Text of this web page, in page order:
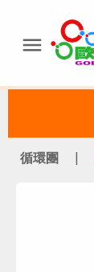
menu
循環團 |